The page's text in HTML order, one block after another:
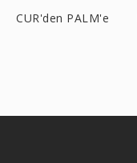
CUR'den PALM'e